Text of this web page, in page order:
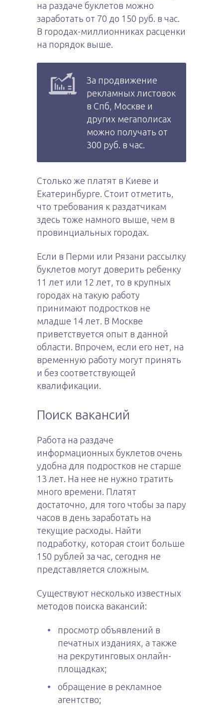
на раздаче буклетов можно
заработать от 70 до 150 руб. в час.
В городах-миллионниках расценки
на порядок выше.
За продвижение
рекламных листовок
в Спб, Москве и
других мегаполисах
можно получать от
300 руб. в час.
Столько же платят в Киеве и
Екатеринбурге. Стоит отметить,
что требования к раздатчикам
здесь тоже намного выше, чем в
провинциальных городах.
Если в Перми или Рязани рассылку
буклетов могут доверить ребенку
11 лет или 12 лет, то в крупных
городах на такую работу
принимают подростков не
младше 14 лет. В Москве
приветствуется опыт в данной
области. Впрочем, если его нет, на
временную работу могут принять
и без соответствующей
квалификации.
Поиск вакансий
Работа на раздаче
информационных буклетов очень
удобна для подростков не старше
13 лет. На нее не нужно тратить
много времени. Платят
достаточно, для того чтобы за пару
часов в день заработать на
текущие расходы. Найти
подработку, которая стоит больше
150 рублей за час, сегодня не
представляется сложным.
Существуют несколько известных
методов поиска вакансий:
просмотр объявлений в
печатных изданиях, а также
на рекрутинговых онлайн-
площадках;
обращение в рекламное
агентство;